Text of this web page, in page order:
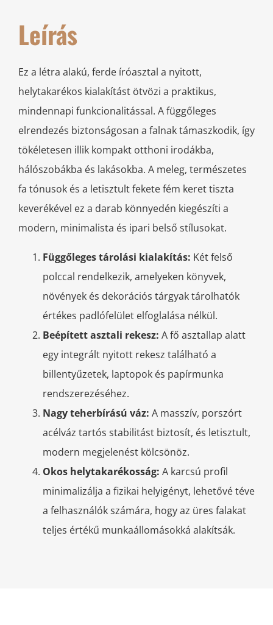
Leírás
Ez a létra alakú, ferde íróasztal a nyitott,
helytakarékos kialakítást ötvözi a praktikus,
mindennapi funkcionalitással. A függőleges
elrendezés biztonságosan a falnak támaszkodik, így
tökéletesen illik kompakt otthoni irodákba,
hálószobákba és lakásokba. A meleg, természetes
fa tónusok és a letisztult fekete fém keret tiszta
keverékével ez a darab könnyedén kiegészíti a
modern, minimalista és ipari belső stílusokat.
Függőleges tárolási kialakítás: Két felső
polccal rendelkezik, amelyeken könyvek,
növények és dekorációs tárgyak tárolhatók
értékes padlófelület elfoglalása nélkül.
Beépített asztali rekesz: A fő asztallap alatt
egy integrált nyitott rekesz található a
billentyűzetek, laptopok és papírmunka
rendszerezéséhez.
Nagy teherbírású váz: A masszív, porszórt
acélváz tartós stabilitást biztosít, és letisztult,
modern megjelenést kölcsönöz.
Okos helytakarékosság: A karcsú profil
minimalizálja a fizikai helyigényt, lehetővé téve
a felhasználók számára, hogy az üres falakat
teljes értékű munkaállomásokká alakítsák.